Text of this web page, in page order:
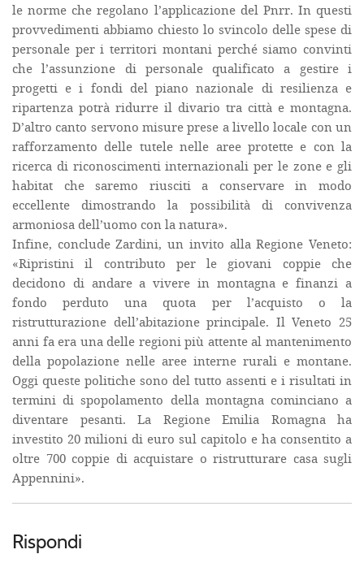
le norme che regolano l’applicazione del Pnrr. In questi
provvedimenti abbiamo chiesto lo svincolo delle spese di
personale per i territori montani perché siamo convinti
che l’assunzione di personale qualificato a gestire i
progetti e i fondi del piano nazionale di resilienza e
ripartenza potrà ridurre il divario tra città e montagna.
D’altro canto servono misure prese a livello locale con un
rafforzamento delle tutele nelle aree protette e con la
ricerca di riconoscimenti internazionali per le zone e gli
habitat che saremo riusciti a conservare in modo
eccellente dimostrando la possibilità di convivenza
armoniosa dell’uomo con la natura».
Infine, conclude Zardini, un invito alla Regione Veneto:
«Ripristini il contributo per le giovani coppie che
decidono di andare a vivere in montagna e finanzi a
fondo perduto una quota per l’acquisto o la
ristrutturazione dell’abitazione principale. Il Veneto 25
anni fa era una delle regioni più attente al mantenimento
della popolazione nelle aree interne rurali e montane.
Oggi queste politiche sono del tutto assenti e i risultati in
termini di spopolamento della montagna cominciano a
diventare pesanti. La Regione Emilia Romagna ha
investito 20 milioni di euro sul capitolo e ha consentito a
oltre 700 coppie di acquistare o ristrutturare casa sugli
Appennini».
Rispondi